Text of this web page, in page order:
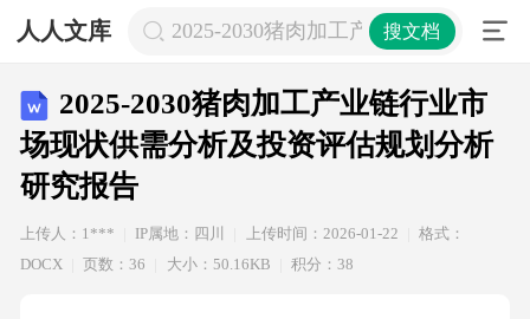
人人文库 2025-2030猪肉加工产业链行业市场
搜文档
2025-2030猪肉加工产业链行业市
场现状供需分析及投资评估规划分析
研究报告
上传人：1*** IP属地：四川 上传时间：2026-01-22
格式：
DOCX
页数：36 大小：50.16KB 积分：38